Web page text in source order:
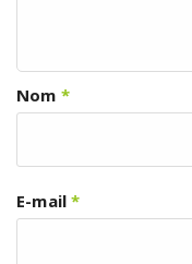
Nom *
E-mail*